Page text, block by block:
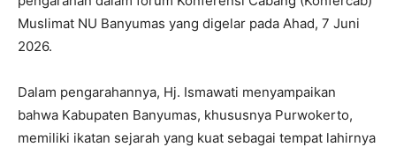
Muslimat NU Banyumas yang digelar pada Ahad, 7 Juni
2026.
Dalam pengarahannya, Hj. Ismawati menyampaikan
bahwa Kabupaten Banyumas, khususnya Purwokerto,
memiliki ikatan sejarah yang kuat sebagai tempat lahirnya